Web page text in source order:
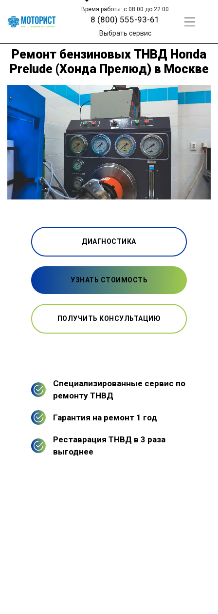
Время работы: с 08:00 до 22:00
8 (800) 555-93-61
Выбрать сервис
Ремонт бензиновых ТНВД Honda
Prelude (Хонда Прелюд) в Москве
ДИАГНОСТИКА
УЗНАТЬ СТОИМОСТЬ
ПОЛУЧИТЬ КОНСУЛЬТАЦИЮ
Специализированные сервис по
ремонту ТНВД
Гарантия на ремонт 1 год
Реставрация ТНВД в 3 раза
выгоднее